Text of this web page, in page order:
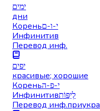
ימים
дни
Кореньי-ו-ם
Инфинитив
Перевод инф.
יפים
красивые; хорошие
Кореньי-פ-ה
Инфинитивלְיַפּוֹת
Перевод инф.